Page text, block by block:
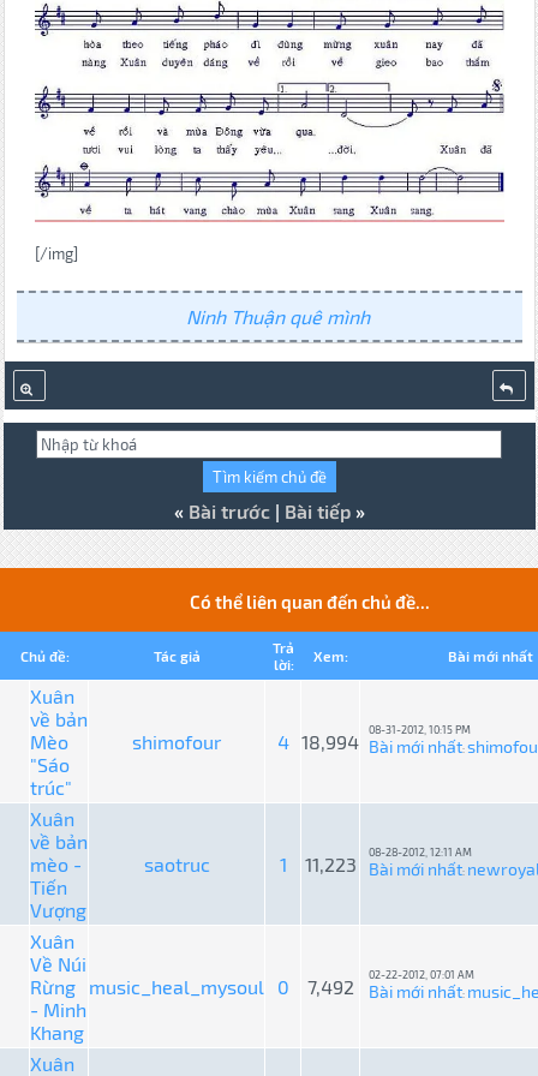
[/img]
Ninh Thuận quê mình
« Bài trước| Bài tiếp»
Có thể liên quan đến chủ đề...
Chủ đề: Tác giả
Trả
lời:
Xem: Bài mới nhất
Xuân
về bản
Mèo
"Sáo
trúc"
shimofour 4 18,994
08-31-2012, 10:15 PM
Bài mới nhất:
Xuân
về bản
mèo -
Tiến
Vượng
saotruc 1 11,223
08-28-2012, 12:11 AM
Bài mới nhất:
Xuân
Về Núi
Rừng
- Minh
Khang
music_heal_mysoul 0 7,492
02-22-2012, 07:01 AM
Bài mới nhất:
Xuân